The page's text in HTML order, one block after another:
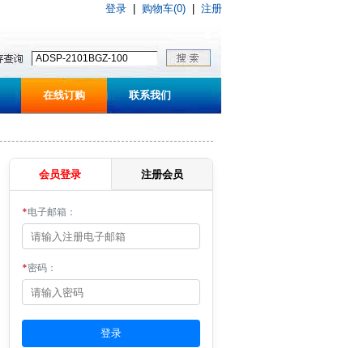
登录 购物车(0) 注册
在线订购 联系我们
会员登录 注册会员
*电子邮箱：
*密码：